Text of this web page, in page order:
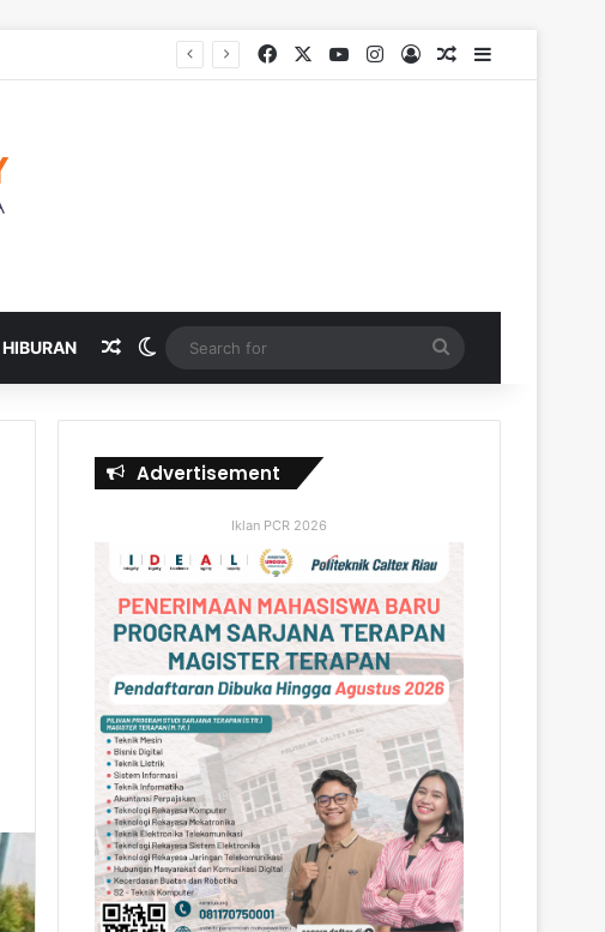
FacebookYouTubeInstagram
Log InRandom Article
Sidebar
HIBURAN Random Article
Switch skin
for
Advertisement
Iklan PCR 2026